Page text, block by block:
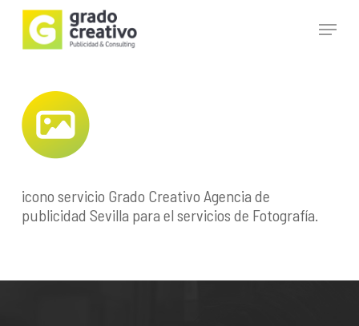
Skip
main
Menu
icono servicio Grado Creativo Agencia de
publicidad Sevilla para el servicios de Fotografía.